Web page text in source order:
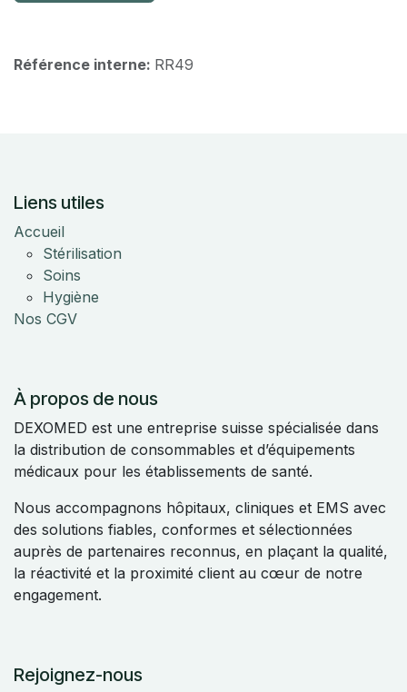
Référence interne: RR49
Liens utiles
Accueil
Stérilisation
Soins
Hygiène
Nos CGV
À propos de nous
DEXOMED est une entreprise suisse spécialisée dans
la distribution de consommables et d’équipements
médicaux pour les établissements de santé.
Nous accompagnons hôpitaux, cliniques et EMS avec
des solutions fiables, conformes et sélectionnées
auprès de partenaires reconnus, en plaçant la qualité,
la réactivité et la proximité client au cœur de notre
engagement.
Rejoignez-nous